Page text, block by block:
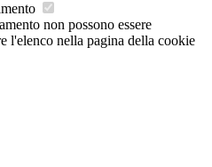
non possono essere
l'elenco nella pagina della cookie